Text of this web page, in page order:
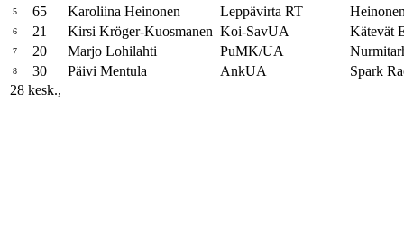
5 65 Karoliina Heinonen Leppävirta RT
6 21 Kirsi Kröger-Kuosmanen Koi-SavUA Kätevät
7 20 Marjo Lohilahti PuMK/UA
8 30 Päivi Mentula AnkUA
Spark
28 kesk.,